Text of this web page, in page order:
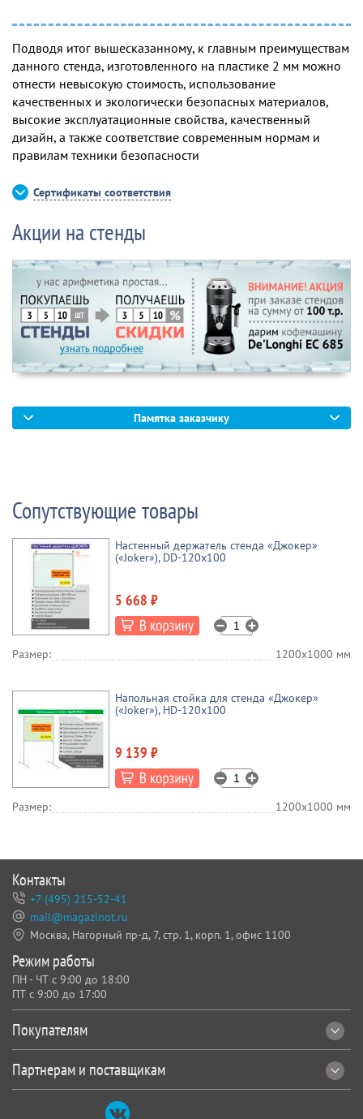
Подводя итог вышесказанному, к главным преимуществам
данного стенда, изготовленного на пластике 2 мм можно
отнести невысокую стоимость, использование
качественных и экологически безопасных материалов,
высокие эксплуатационные свойства, качественный
дизайн, а также соответствие современным нормам и
правилам техники безопасности
Сертификаты соответствия
Акции на стенды
Памятка заказчику
Сопутствующие товары
Настенный держатель стенда «Джокер»
(«Joker»), DD-120x100
5 668 ₽
Размер: 1200х1000 мм
Напольная стойка для стенда «Джокер»
(«Joker»), HD-120x100
9 139 ₽
Размер: 1200х1000 мм
Покупателям
Партнерам и поставщикам
Контакты
+7 (495) 215-52-41
mail@magazinot.ru
Москва, Нагорный пр-д, 7, стр. 1, корп. 1, офис 1100
Режим работы
ПН - ЧТ с 9:00 до 18:00
ПТ с 9:00 до 17:00